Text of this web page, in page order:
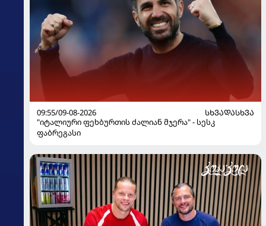
09:55/09-08-2026
ᲡᲮᲕᲐᲓᲐᲡᲮᲕᲐ
"იტალიური ფეხბურთის ძალიან მჯერა" - სესკ
ფაბრეგასი